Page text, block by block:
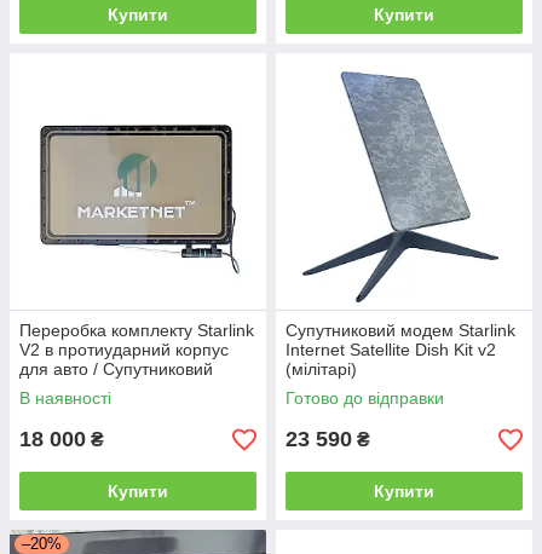
Купити Купити
Переробка комплекту Starlink
V2 в протиударний корпус
для авто / Супутниковий
інтернет в автомобіль
В наявності
18 000 ₴
Купити
Супутниковий модем Starlink
Internet Satellite Dish Kit v2
(мілітарі)
Готово до відправки
23 590 ₴
Купити
–20%